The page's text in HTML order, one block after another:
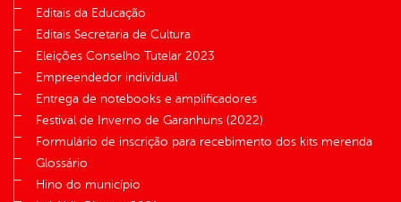
Editais da Educação
Editais Secretaria de Cultura
Eleições Conselho Tutelar 2023
Empreendedor individual
Entrega de notebooks e amplificadores
Festival de Inverno de Garanhuns (2022)
Formulário de inscrição para recebimento dos kits merenda
Glossário
Hino do município